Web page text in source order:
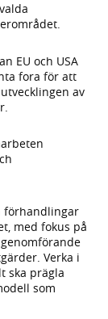
EU och USA
fora för att
av
förhandlingar
med fokus på
Verka i
ska prägla
som